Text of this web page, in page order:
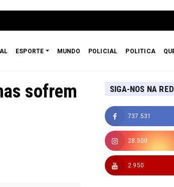
ESPORTE MUNDO POLICIAL POLITICA
sofrem
SIGA-NOS NA
737.531
28.500
2.950